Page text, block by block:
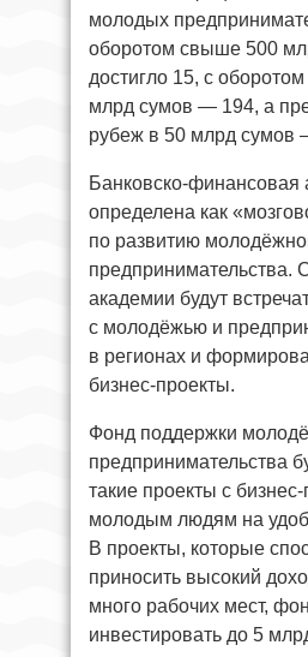
молодых
оборотом свыше 500
достигло 15, с
млрд сумов — 194, а
рубеж в 50 млрд сумов
Банковско-финансовая
определена как
по развитию
предпринимательства.
академии будут
с молодёжью и
в регионах и
бизнес-проекты.
Фонд поддержки
предпринимательства
такие проекты с
молодым людям на
В проекты, которые
приносить высокий
много рабочих мест,
инвестировать до 5